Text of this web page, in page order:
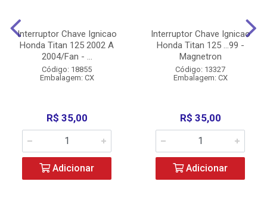
Interruptor Chave Ignicao
Honda Titan 125 2002 A
2004/Fan - ...
Código: 18855
Embalagem: CX
R$ 35,00
Adicionar
Interruptor Chave Ignicao
Honda Titan 125 ...99 -
Magnetron
Código: 13327
Embalagem: CX
R$ 35,00
Adicionar